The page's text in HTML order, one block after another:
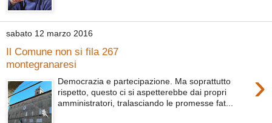
sabato 12 marzo 2016
Il Comune non si fila 267
montegranaresi
›
Democrazia e partecipazione. Ma soprattutto
rispetto, questo ci si aspetterebbe dai propri
amministratori, tralasciando le promesse fat...